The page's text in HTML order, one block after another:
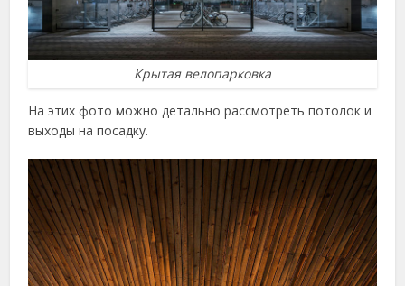
Крытая велопарковка
На этих фото можно детально рассмотреть потолок и
выходы на посадку.